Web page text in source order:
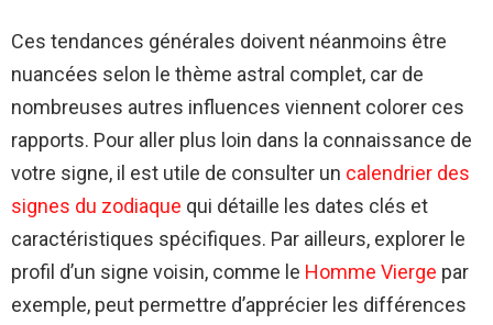
Ces tendances générales doivent néanmoins être
nuancées selon le thème astral complet, car de
nombreuses autres influences viennent colorer ces
rapports. Pour aller plus loin dans la connaissance de
votre signe, il est utile de consulter un calendrier des
signes du zodiaque qui détaille les dates clés et
caractéristiques spécifiques. Par ailleurs, explorer le
profil d’un signe voisin, comme le Homme Vierge par
exemple, peut permettre d’apprécier les différences